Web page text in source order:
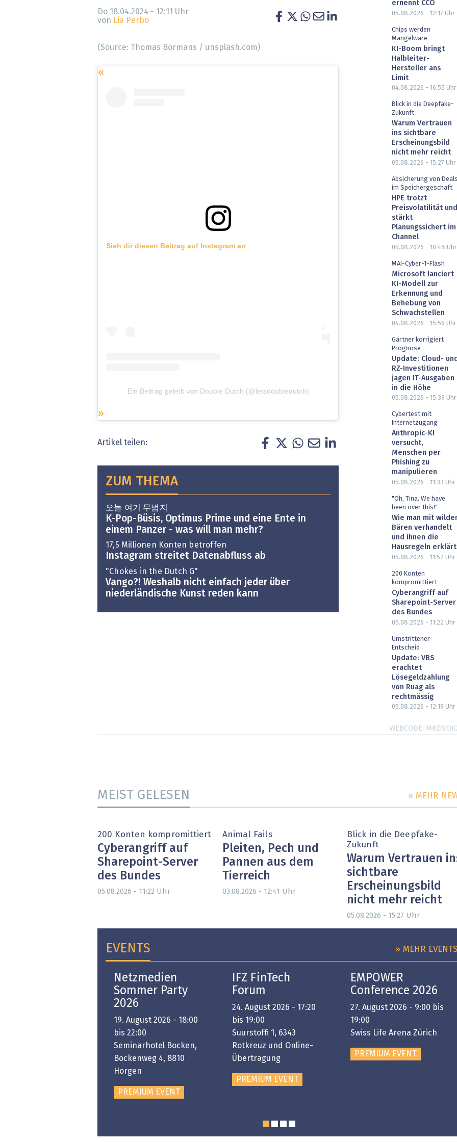
» alle News Gesundheit wird digital IT for Health
Artificial Intelligence
Fintech & Insurtech
Professional AV & Digital Signage
Do 18.04.2024 - 12:11 Uhr
von Lia Perbo
(Source: Thomas Bormans / unsplash.com)
Sieh dir diesen Beitrag auf Instagram an
Ein Beitrag geteilt von Double Dutch (@letsdoubledutch)
Artikel teilen:
ZUM THEMA
오늘 여기 무법지
K-Pop-Büsis, Optimus Prime und eine Ente in
einem Panzer - was will man mehr?
17,5 Millionen Konten betroffen
Instagram streitet Datenabfluss ab
"Chokes in the Dutch G"
Vango?! Weshalb nicht einfach jeder über
niederländische Kunst reden kann
ernennt CCO
05.08.2026 - 12:17 Uhr
Chips werden
Mangelware
KI-Boom bringt
Halbleiter-
Hersteller ans
Limit
04.08.2026 - 16:55 Uhr
Blick in die Deepfake-
Zukunft
Warum Vertrauen
ins sichtbare
Erscheinungsbild
nicht mehr reicht
05.08.2026 - 15:27 Uhr
Absicherung von Deals
im Speichergeschäft
HPE trotzt
Preisvolatilität und
stärkt
Planungssichert im
Channel
05.08.2026 - 10:48 Uhr
MAI-Cyber-1-Flash
Microsoft lanciert
KI-Modell zur
Erkennung und
Behebung von
Schwachstellen
04.08.2026 - 15:56 Uhr
Gartner korrigiert
Prognose
Update: Cloud- und
RZ-Investitionen
jagen IT-Ausgaben
in die Höhe
05.08.2026 - 15:39 Uhr
Cybertest mit
Internetzugang
Anthropic-KI
versucht,
Menschen per
Phishing zu
manipulieren
05.08.2026 - 11:33 Uhr
"Oh, Tina. We have
been over this!"
Wie man mit
Bären verhandelt
und ihnen die
Hausregeln erklärt
05.08.2026 - 11:52 Uhr
200 Konten
kompromittiert
Cyberangriff auf
Sharepoint-Server
des Bundes
05.08.2026 - 11:22 Uhr
Umstrittener
Entscheid
Update: VBS
erachtet
Lösegeldzahlung
von Ruag als
rechtmässig
05.08.2026 - 12:19 Uhr
WEBCODE
MEIST GELESEN » MEHR
200 Konten kompromittiert
Cyberangriff auf
Sharepoint-Server
des Bundes
05.08.2026 - 11:22 Uhr
Animal Fails
Pleiten, Pech und
Pannen aus dem
Tierreich
03.08.2026 - 12:41 Uhr
Blick in die Deepfake-
Zukunft
Warum Vertrauen
sichtbare
Erscheinungsbild
nicht mehr reicht
05.08.2026 - 15:27 Uhr
EVENTS » MEHR EVENTS
Netzmedien
Sommer Party
2026
19. August 2026 - 18:00
bis 22:00
Seminarhotel Bocken,
Bockenweg 4, 8810
Horgen
PREMIUM EVENT
IFZ FinTech
Forum
24. August 2026 - 17:20
bis 19:00
Suurstoffi 1, 6343
Rotkreuz und Online-
Übertragung
PREMIUM EVENT
EMPOWER
Conference 2026
27. August 2026 - 9:00 bis
19:00
Swiss Life Arena Zürich
PREMIUM EVENT